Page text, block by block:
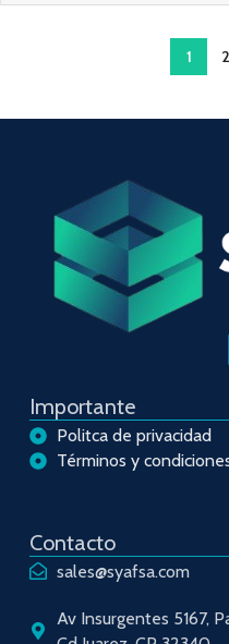
1 2
Importante
Politca de privacidad
Términos y
Contacto
sales@syafsa.com
Av Insurgentes 5167,